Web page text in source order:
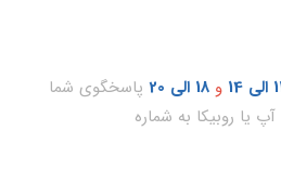
الی 14 و 18 الی 20
پاسخگوی شما
یا روبیکا به شماره